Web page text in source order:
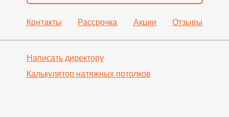
Контакты Рассрочка Акции Отзывы
Написать директору
Калькулятор натяжных потолков